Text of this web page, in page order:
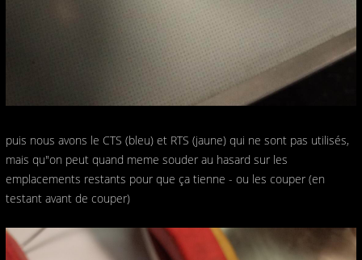
puis nous avons le CTS (bleu) et RTS (jaune) qui ne sont pas utilisés,
mais qu"on peut quand meme souder au hasard sur les
emplacements restants pour que ça tienne - ou les couper (en
testant avant de couper)